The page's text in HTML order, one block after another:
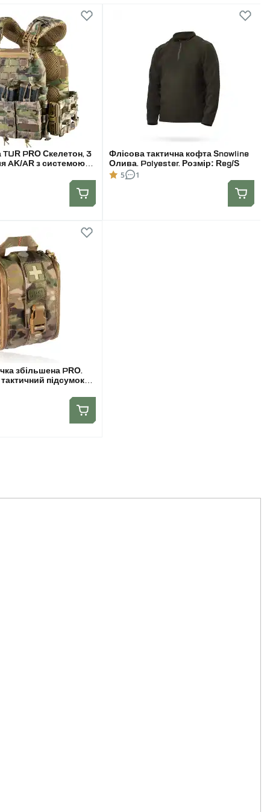
TUR PRO Скелетон, 3
AK/AR з системою
Molle. Колір
Флісова тактична кофта Snowline
Олива. Polyester. Розмір: Reg/S
5 1
збільшена PRO.
підсумок